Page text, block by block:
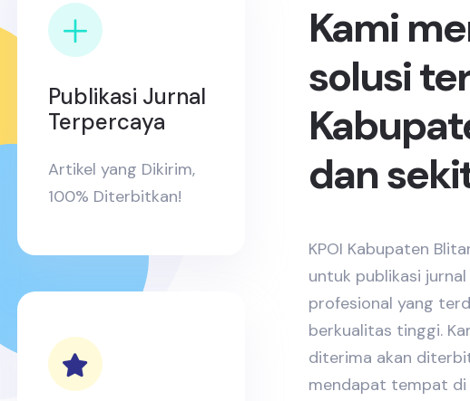
Publikasi Jurnal
Terpercaya
Artikel yang Dikirim,
100% Diterbitkan!
Kami
solusi
dan
KPOI Kabupaten
untuk publikasi
profesional yang
berkualitas tinggi.
diterima akan
mendapat tempat di